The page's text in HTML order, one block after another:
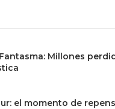
Millones
el momento de